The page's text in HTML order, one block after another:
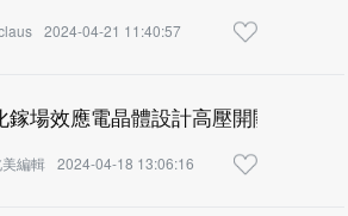
2024-04-21 11:40:57
鎵場效應電晶體設計高壓開關電源
編輯 2024-04-18 13:06:16